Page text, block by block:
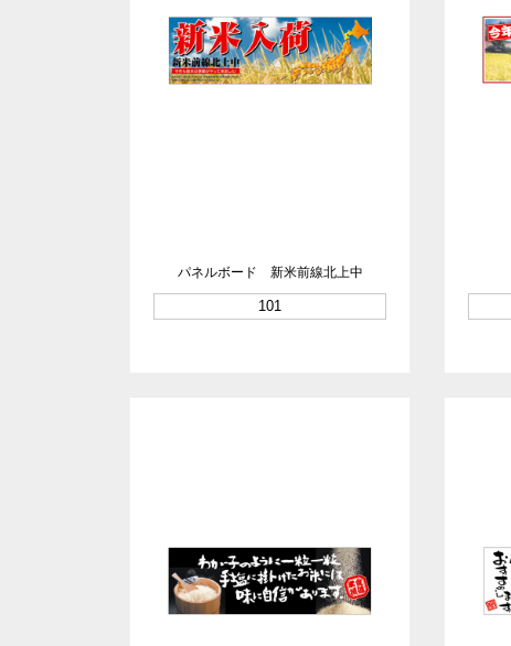
パネルボード 新米前線北上中
101